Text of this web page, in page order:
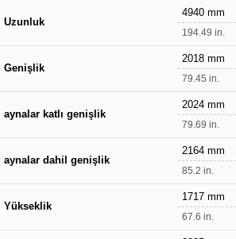
Uzunluk
4940 mm
194.49 in.
Genişlik
2018 mm
79.45 in.
aynalar katlı genişlik
2024 mm
79.69 in.
aynalar dahil genişlik
2164 mm
85.2 in.
Yükseklik
1717 mm
67.6 in.